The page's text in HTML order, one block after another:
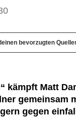
bevorzugten
Artikel
kämpft Matt
gemeinsam
gegen